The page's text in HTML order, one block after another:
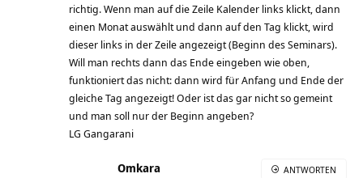
richtig. Wenn man auf die Zeile Kalender links klickt, dann
einen Monat auswählt und dann auf den Tag klickt, wird
dieser links in der Zeile angezeigt (Beginn des Seminars).
Will man rechts dann das Ende eingeben wie oben,
funktioniert das nicht: dann wird für Anfang und Ende der
gleiche Tag angezeigt! Oder ist das gar nicht so gemeint
und man soll nur der Beginn angeben?
LG Gangarani
Omkara ANTWORTEN